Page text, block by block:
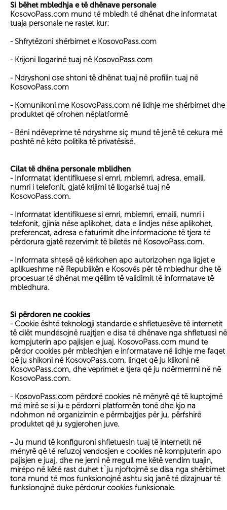
Kyçuni në llogarinë tuaj
Krijoni llogarinë tuaj tani
Si bëhet mbledhja e të dhënave personale
KosovoPass.com mund të mbledh të dhënat dhe informatat
tuaja personale ne rastet kur:
- Shfrytëzoni shërbimet e KosovoPass.com
- Krijoni llogarinë tuaj në KosovoPass.com
- Ndryshoni ose shtoni të dhënat tuaj në profilin tuaj në
KosovoPass.com
- Komunikoni me KosovoPass.com në lidhje me shërbimet dhe
produktet që ofrohen nëplatformë
- Bëni ndëveprime të ndryshme siç mund të jenë të cekura më
poshtë në këto politika të privatësisë.
Cilat të dhëna personale mblidhen
- Informatat identifikuese si emri, mbiemri, adresa, emaili,
numri i telefonit, gjatë krijimi të llogarisë tuaj në
KosovoPass.com.
- Informatat identifikuese si emri, mbiemri, emaili, numri i
telefonit, gjinia nëse aplikohet, data e lindjes nëse aplikohet,
preferencat, adresa e faturimit dhe informacione të tjera të
përdorura gjatë rezervimit të biletës në KosovoPass.com.
- Informata shtesë që kërkohen apo autorizohen nga ligjet e
aplikueshme në Republikën e Kosovës për të mbledhur dhe të
procesuar të dhënat me qëllim të validimit të informatave të
mbledhura.
Si përdoren ne cookies
- Cookie është teknologji standarde e shfletuesëve të internetit
të cilët mundësojnë ruajtjen e disa të dhënave nga shfletuesi në
kompjuterin apo pajisjen e juaj. KosovoPass.com mund te
përdor cookies për mbledhjen e informatave në lidhje me faqet
që ju shikoni në KosovoPass.com, linqet që ju klikoni në
KosovoPass.com, dhe veprimet e tjera që ju ndërmerrni në në
KosovoPass.com.
- KosovoPass.com përdorë cookies në mënyrë që të kuptojmë
më mirë se si ju e përdorni platformën tonë dhe kjo na
ndohmon në organizimin e përmbajtjes për ju, përfshirë
produktet që ju sygjerohen juve.
- Ju mund të konfiguroni shfletuesin tuaj të internetit në
mënyrë që të refuzoj vendosjen e cookies në kompjuterin apo
pajisjen e juaj, dhe ne jemi në rregull me këtë vendim tuajin,
mirëpo në këtë rast duhet t`ju njoftojmë se disa nga shërbimet
tona mund të mos funksionojnë ashtu siq janë të dizajnuar të
funksionojnë duke përdorur cookies funksionale.